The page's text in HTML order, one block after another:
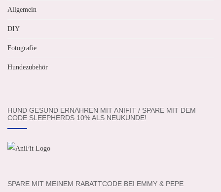
Allgemein
DIY
Fotografie
Hundezubehör
HUND GESUND ERNÄHREN MIT ANIFIT / SPARE MIT DEM
CODE SLEEPHERDS 10% ALS NEUKUNDE!
SPARE MIT MEINEM RABATTCODE BEI EMMY & PEPE